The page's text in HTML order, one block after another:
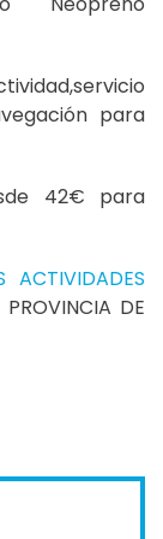
para
42€ para
ACTIVIDADES
DE